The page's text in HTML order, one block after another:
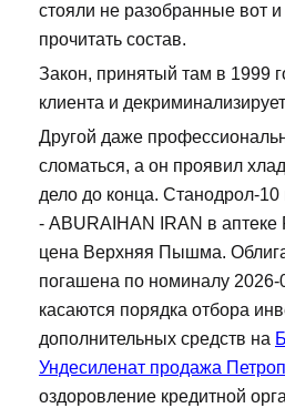
стояли не разобранные вот
прочитать состав.
Закон, принятый там в 1999
клиента и декриминализирует
Другой даже
сломаться, а он проявил
дело до конца. Станодрол-
- ABURAIHAN IRAN в
цена Верхняя Пышма.
погашена по номиналу
касаются порядка отбора
дополнительных средств на
Ундесиленат продажа
оздоровление кредитной